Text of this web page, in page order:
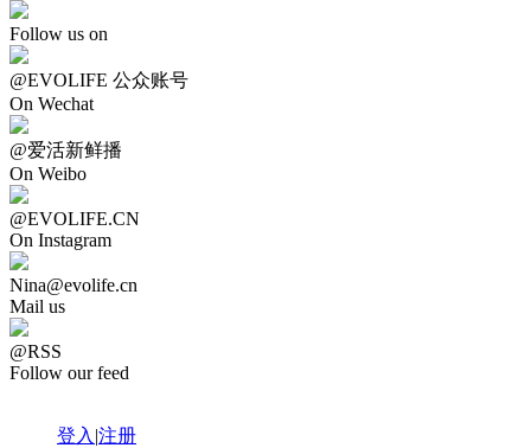
Follow us on
@EVOLIFE 公众账号
On Wechat
@爱活新鲜播
On Weibo
@EVOLIFE.CN
On Instagram
Nina@evolife.cn
Mail us
@RSS
Follow our feed
登入|注册